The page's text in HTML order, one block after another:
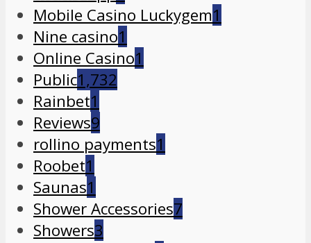
Mobile Casino Luckygem1
Nine casino1
Online Casino1
Public1,732
Rainbet1
Reviews9
rollino payments1
Roobet1
Saunas1
Shower Accessories7
Showers3